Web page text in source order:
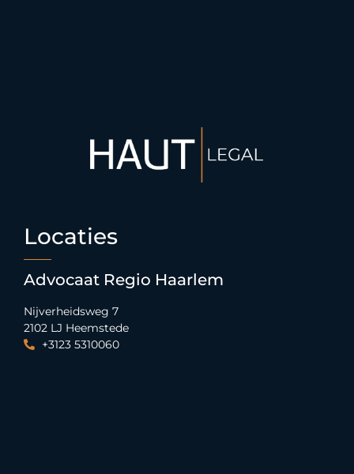
Locaties
Advocaat Regio Haarlem
Nijverheidsweg 7
2102 LJ Heemstede
+3123 5310060